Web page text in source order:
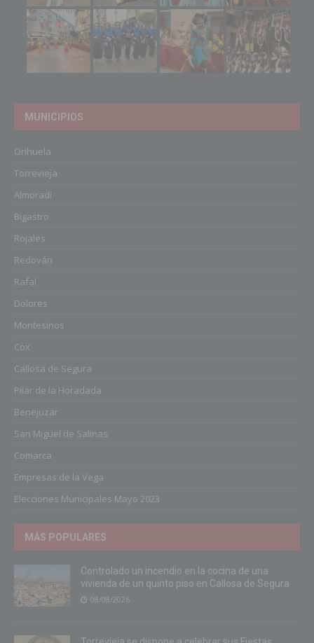
MUNICIPIOS
Orihuela
Torrevieja
Almoradí
Bigastro
Rojales
Redován
Rafal
Dolores
Montesinos
Cox
Callosa de Segura
Pilar de la Horadada
Benejuzar
San Miguel de Salinas
Comarca
Empresas de la Vega
Elecciones Municipales Mayo 2023
MÁS POPULARES
Controlado un incendio en la cocina de una
vivienda de un quinto piso en Callosa de Segura
08/08/2026